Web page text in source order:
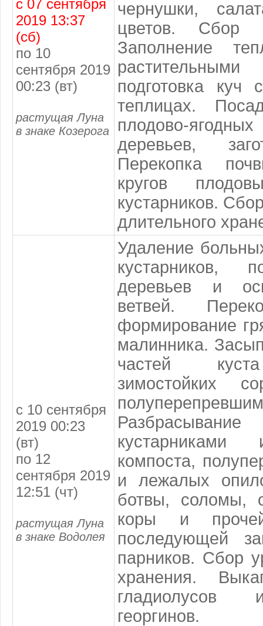
с 07 сентября
2019 13:37
(сб)
по 10
сентября 2019
00:23 (вт)
растущая Луна
в знаке Козерога
чернушки,
цветов. Сбор
Заполнение
подготовка
теплицах.
плодово-
деревьев,
Перекопка
кругов
кустарников.
длительного
с 10 сентября
2019 00:23
(вт)
по 12
сентября 2019
12:51 (чт)
растущая Луна
в знаке Водолея
Удаление
кустарников,
деревьев и
ветвей.
формирование
малинника.
частей
зимостойких
компоста,
и лежалых
ботвы, соломы,
коры и
последующей
парников. Сбор
хранения.
гладиолусов
георгинов.